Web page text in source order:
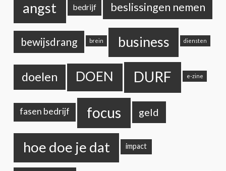
angst bedrijf beslissingen nemen
bewijsdrang brein business diensten
doelen DOEN DURF e-zine
fasen bedrijf focus geld
hoe doe je dat impact